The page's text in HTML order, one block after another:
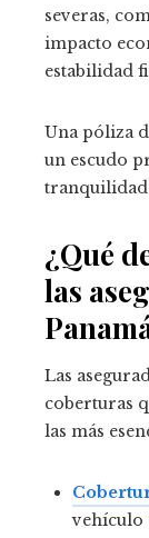
severas,
impacto
estabilidad
Una póliza
un escudo
tranquilidad
¿Qué
las
Las
coberturas
las más
vehículo